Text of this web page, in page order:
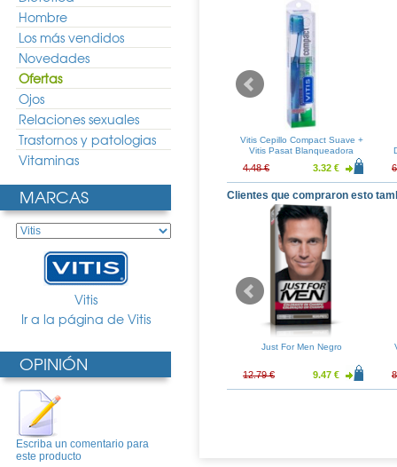
Hombre
Los más vendidos
Novedades
Ofertas
Ojos
Relaciones sexuales
Trastornos y patologias
Vitaminas
MARCAS
Vitis
Ir a la página de Vitis
OPINIÓN
Escriba un comentario para
este producto
Cirugia
5.30 €
Vitis Cepillo Suave Duplo
Vitis Cepillo Compact Suave +
Vitis Pasat Blanqueadora
4.48 € 3.32 €
Clientes que compraron esto
Just For Men Negro
12.79 € 9.47 €